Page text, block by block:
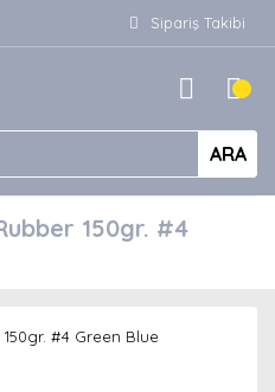
Sipariş Takibi
ARA
150gr. #4